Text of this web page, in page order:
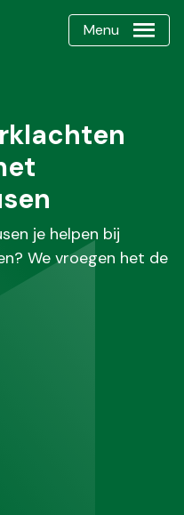
Menu
je helpen bij
We vroegen het de